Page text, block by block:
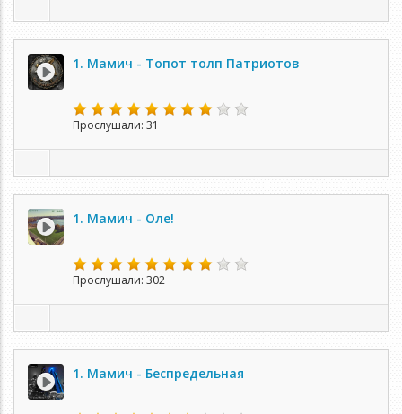
1. Мамич - Топот толп Патриотов
Прослушали: 31
1. Мамич - Оле!
Прослушали: 302
1. Мамич - Беспредельная